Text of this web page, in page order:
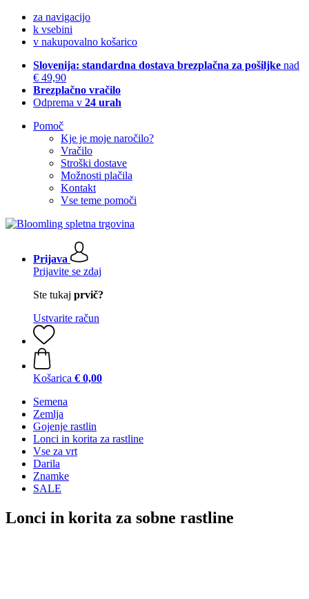
za navigacijo
k vsebini
v nakupovalno košarico
Slovenija: standardna dostava brezplačna za pošiljke nad
€ 49,90
Brezplačno vračilo
Odprema v 24 urah
Pomoč
Kje je moje naročilo?
Vračilo
Stroški dostave
Možnosti plačila
Kontakt
Vse teme pomoči
Prijava
Prijavite se zdaj
Ste tukaj prvič?
Ustvarite račun
Košarica € 0,00
Semena
Zemlja
Gojenje rastlin
Lonci in korita za rastline
Vse za vrt
Darila
Znamke
SALE
Lonci in korita za sobne rastline